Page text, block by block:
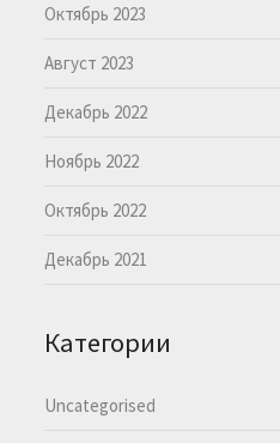
Октябрь 2023
Август 2023
Декабрь 2022
Ноябрь 2022
Октябрь 2022
Декабрь 2021
Категории
Uncategorised